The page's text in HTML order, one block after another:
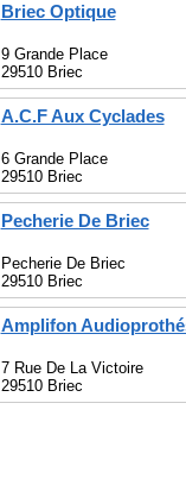
Briec Optique
9 Grande Place
29510 Briec
A.C.F Aux Cyclades
6 Grande Place
29510 Briec
Pecherie De Briec
Pecherie De Briec
29510 Briec
Amplifon
7 Rue De La Victoire
29510 Briec